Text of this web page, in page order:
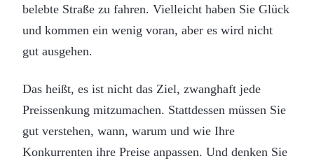
belebte Straße zu fahren. Vielleicht haben Sie Glück
und kommen ein wenig voran, aber es wird nicht
gut ausgehen.
Das heißt, es ist nicht das Ziel, zwanghaft jede
Preissenkung mitzumachen. Stattdessen müssen Sie
gut verstehen, wann, warum und wie Ihre
Konkurrenten ihre Preise anpassen. Und denken Sie